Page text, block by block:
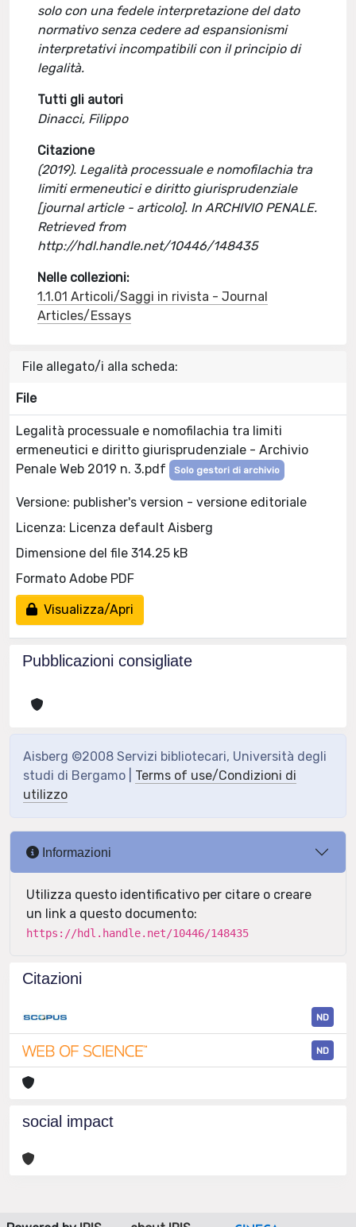
solo con una fedele interpretazione del dato
normativo senza cedere ad espansionismi
interpretativi incompatibili con il principio di
legalità.
Tutti gli autori
Dinacci, Filippo
Citazione
(2019). Legalità processuale e nomofilachia tra
limiti ermeneutici e diritto giurisprudenziale
[journal article - articolo]. In ARCHIVIO PENALE.
Retrieved from
http://hdl.handle.net/10446/148435
Nelle collezioni:
1.1.01 Articoli/Saggi in rivista - Journal
Articles/Essays
File allegato/i alla scheda:
File
Legalità processuale e nomofilachia tra limiti
ermeneutici e diritto giurisprudenziale - Archivio
Penale Web 2019 n. 3.pdf
Solo gestori di archivio
Versione: publisher's version - versione editoriale
Licenza: Licenza default Aisberg
Dimensione del file 314.25 kB
Formato Adobe PDF
Visualizza/Apri
Pubblicazioni consigliate
Aisberg ©2008 Servizi bibliotecari, Università degli
studi di Bergamo | Terms of use/Condizioni di
utilizzo
Informazioni
Utilizza questo identificativo per citare o creare
un link a questo documento:
https://hdl.handle.net/10446/148435
Citazioni
ND
ND
social impact